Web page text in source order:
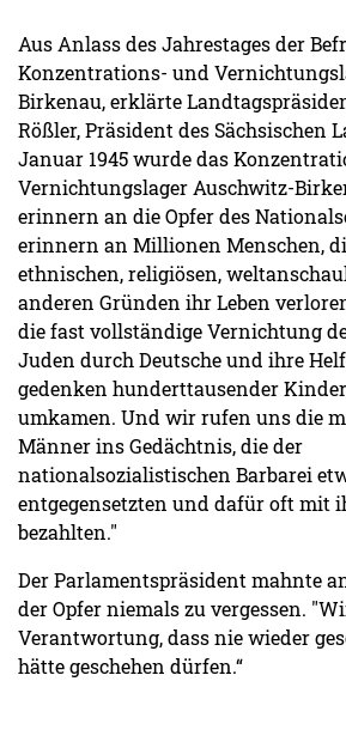
Aus Anlass des Jahrestages der
Konzentrations- und
Birkenau, erklärte
Rößler, Präsident des Sächsischen
Januar 1945 wurde das
Vernichtungslager Auschwitz-
erinnern an die Opfer des
erinnern an Millionen Menschen,
ethnischen, religiösen,
anderen Gründen ihr Leben
die fast vollständige Vernichtung
Juden durch Deutsche und ihre
gedenken hunderttausender
umkamen. Und wir rufen uns die
Männer ins Gedächtnis, die der
nationalsozialistischen Barbarei
entgegensetzten und dafür oft mit
bezahlten."
Der Parlamentspräsident mahnte
der Opfer niemals zu vergessen.
Verantwortung, dass nie wieder
hätte geschehen dürfen.“